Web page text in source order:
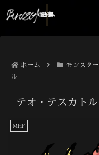
ホーム
記事
動画
ホーム モンスター
ル
テオ・テスカトル
MHF